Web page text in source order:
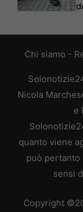
Chi siamo -
Nicola
e
quanto viene
può pertanto
sensi
Copyright